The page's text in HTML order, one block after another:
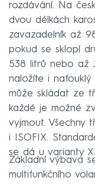
rozdávání. Na
dvou délkách
zavazadelník až
pokud se sklopí
538 litrů nebo až
naložíte i
může skládat ze
každé je možné
vyjmout. Všechny
i ISOFIX.
se dá u varianty
Základní výbava
multifunkčního